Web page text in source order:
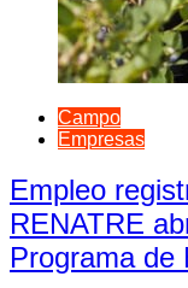
Campo
Empresas
Empleo
RENATRE
Programa de